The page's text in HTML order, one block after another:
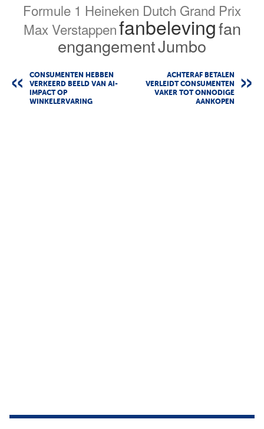
Formule 1 Heineken Dutch Grand Prix
Max Verstappenfanbelevingfan
engangementJumbo
CONSUMENTEN HEBBEN
VERKEERD BEELD VAN AI-
IMPACT OP
WINKELERVARING
ACHTERAF BETALEN
VERLEIDT CONSUMENTEN
VAKER TOT ONNODIGE
AANKOPEN